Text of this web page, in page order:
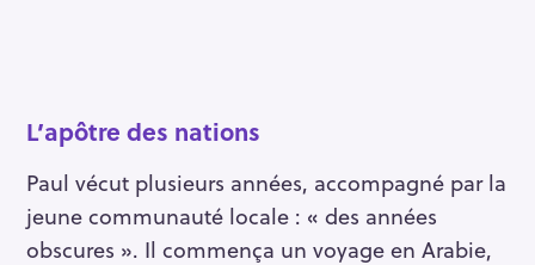
L’apôtre des nations
Paul vécut plusieurs années, accompagné par la
jeune communauté locale : « des années
obscures ». Il commença un voyage en Arabie,